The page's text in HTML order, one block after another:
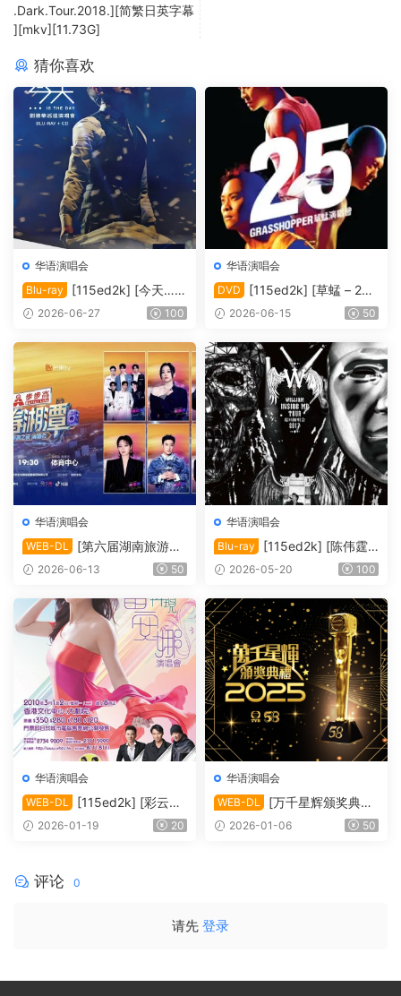
.Dark.Tour.2018.][简繁日英字幕
][mkv][11.73G]
猜你喜欢
华语演唱会
Blu-ray
[115ed2k] [今天…is
the Day 刘德华巡回演唱会]
MA5.1][ISO/42.00 GiB]
2026-06-27 100
华语演唱会
DVD
[115ed2k] [草蜢 – 25
周年演唱会2010 Karaoke][IS
2026-06-15 50
华语演唱会
WEB-DL
[第六届湖南旅游发
展大会·青春湘潭演唱会][108
HBO][TS/20.33 GiB]
2026-06-13 50
华语演唱会
Blu-ray
[115ed2k] [陈伟霆“I
nside Me”巡回演唱会][Blura
1][ISO/63.91 GiB]
2026-05-20 100
华语演唱会
WEB-DL
[115ed2k] [彩云再
现雷安娜演唱会][1080i.HDT
2026-01-19 20
华语演唱会
WEB-DL
[万千星辉颁奖典礼
2025][1080i.HDTV.H264.D
2026-01-06 50
评论 0
请先 登录